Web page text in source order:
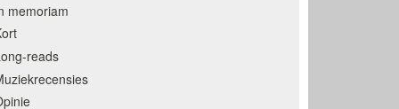
memoriam
reads